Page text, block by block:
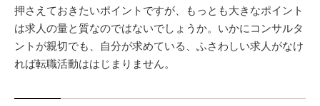
押さえておきたいポイントですが、もっとも大きなポイント
は求人の量と質なのではないでしょうか。いかにコンサルタ
ントが親切でも、自分が求めている、ふさわしい求人がなけ
れば転職活動ははじまりません。